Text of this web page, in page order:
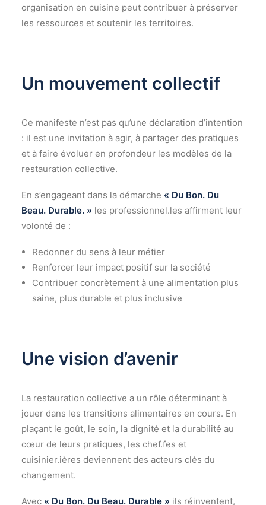
organisation en cuisine peut contribuer à préserver
les ressources et soutenir les territoires.
Un mouvement collectif
Ce manifeste n’est pas qu’une déclaration d’intention
: il est une invitation à agir, à partager des pratiques
et à faire évoluer en profondeur les modèles de la
restauration collective.
En s’engageant dans la démarche « Du Bon. Du
Beau. Durable. » les professionnel.les affirment leur
volonté de :
Redonner du sens à leur métier
Renforcer leur impact positif sur la société
Contribuer concrètement à une alimentation plus
saine, plus durable et plus inclusive
Une vision d’avenir
La restauration collective a un rôle déterminant à
jouer dans les transitions alimentaires en cours. En
plaçant le goût, le soin, la dignité et la durabilité au
cœur de leurs pratiques, les chef.fes et
cuisinier.ières deviennent des acteurs clés du
changement.
Avec « Du Bon. Du Beau. Durable » ils réinventent,